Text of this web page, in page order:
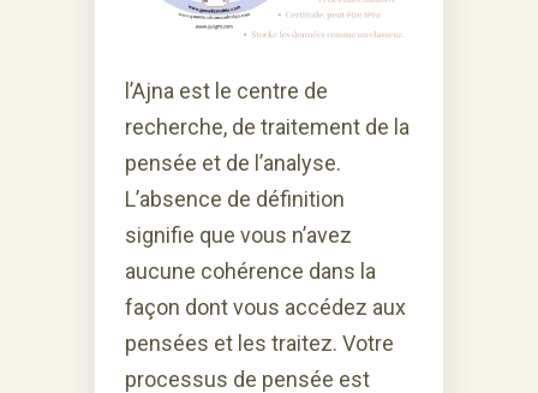
l’Ajna est le centre de
recherche, de traitement de la
pensée et de l’analyse.
L’absence de définition
signifie que vous n’avez
aucune cohérence dans la
façon dont vous accédez aux
pensées et les traitez. Votre
processus de pensée est